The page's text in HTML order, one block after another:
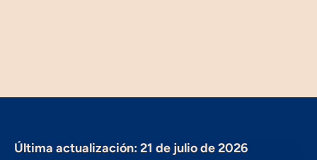
Última actualización: 21 de julio de 2026